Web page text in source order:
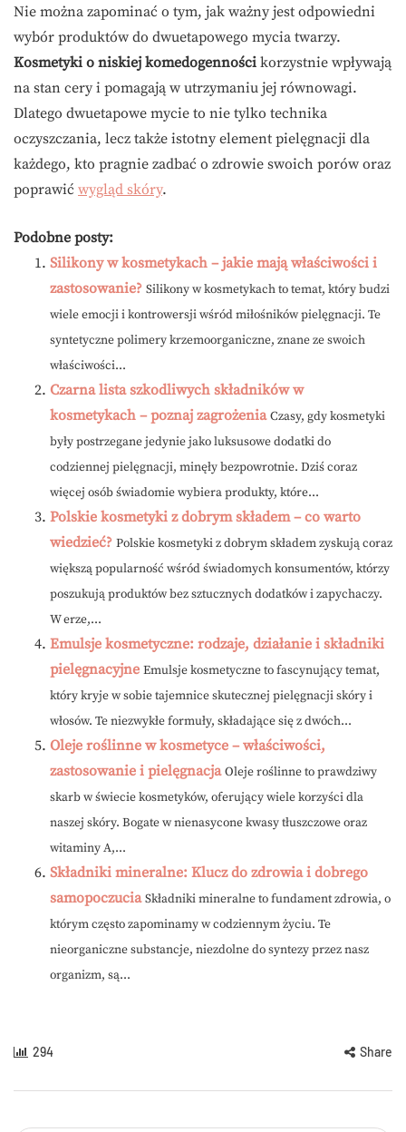
Nie można zapominać o tym, jak ważny jest odpowiedni
wybór produktów do dwuetapowego mycia twarzy.
Kosmetyki o niskiej komedogenności korzystnie wpływają
na stan cery i pomagają w utrzymaniu jej równowagi.
Dlatego dwuetapowe mycie to nie tylko technika
oczyszczania, lecz także istotny element pielęgnacji dla
każdego, kto pragnie zadbać o zdrowie swoich porów oraz
poprawić wygląd skóry.
Podobne posty:
Silikony w kosmetykach – jakie mają właściwości i
zastosowanie? Silikony w kosmetykach to temat, który budzi
wiele emocji i kontrowersji wśród miłośników pielęgnacji. Te
syntetyczne polimery krzemoorganiczne, znane ze swoich
właściwości...
Czarna lista szkodliwych składników w
kosmetykach – poznaj zagrożenia Czasy, gdy kosmetyki
były postrzegane jedynie jako luksusowe dodatki do
codziennej pielęgnacji, minęły bezpowrotnie. Dziś coraz
więcej osób świadomie wybiera produkty, które...
Polskie kosmetyki z dobrym składem – co warto
wiedzieć? Polskie kosmetyki z dobrym składem zyskują coraz
większą popularność wśród świadomych konsumentów, którzy
poszukują produktów bez sztucznych dodatków i zapychaczy.
W erze,...
Emulsje kosmetyczne: rodzaje, działanie i składniki
pielęgnacyjne Emulsje kosmetyczne to fascynujący temat,
który kryje w sobie tajemnice skutecznej pielęgnacji skóry i
włosów. Te niezwykłe formuły, składające się z dwóch...
Oleje roślinne w kosmetyce – właściwości,
zastosowanie i pielęgnacja Oleje roślinne to prawdziwy
skarb w świecie kosmetyków, oferujący wiele korzyści dla
naszej skóry. Bogate w nienasycone kwasy tłuszczowe oraz
witaminy A,...
Składniki mineralne: Klucz do zdrowia i dobrego
samopoczucia Składniki mineralne to fundament zdrowia, o
którym często zapominamy w codziennym życiu. Te
nieorganiczne substancje, niezdolne do syntezy przez nasz
organizm, są...
294 Share